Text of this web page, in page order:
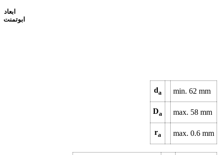
ابعاد
ابوتمنت
da min. 62 mm
Da max. 58 mm
ra max. 0.6 mm